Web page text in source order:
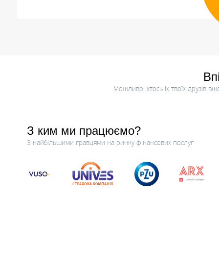
Можливо, хтось іх твоїх друзів
З ким ми працюємо?
З найбільшими гравцями на ринку фінансових послуг